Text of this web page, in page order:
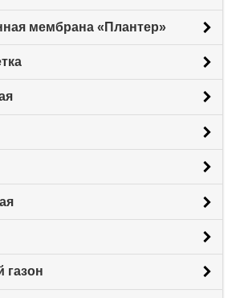
мембрана «Плантер»
газон